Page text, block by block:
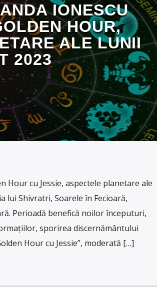
IONESCU
HOUR,
ALE LUNII
2023
Hour cu Jessie, aspectele planetare ale
lui Shivratri, Soarele în Fecioară,
Perioadă benefică noilor începuturi,
sporirea discernământului
Hour cu Jessie”, moderată […]